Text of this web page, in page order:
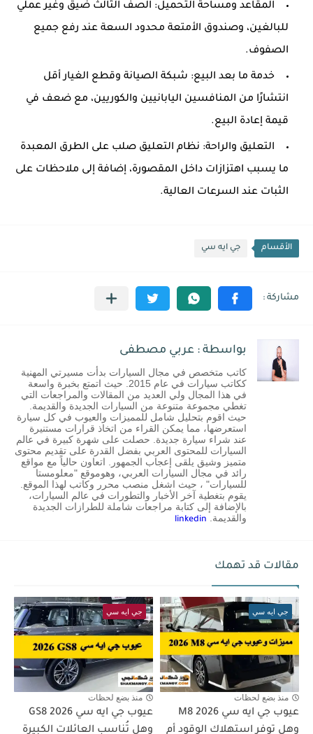
المقاعد ومساحة التحميل: الصف الثالث ضيق وغير عملي
للبالغين، وصندوق الأمتعة محدود السعة عند رفع جميع
الصفوف.
خدمة ما بعد البيع: شبكة الصيانة وقطع الغيار أقل
انتشارًا من المنافسين اليابانيين والكوريين، مع ضعف في
قيمة إعادة البيع.
التعليق والراحة: نظام التعليق صلب على الطرق المعبدة
ما يسبب اهتزازات داخل المقصورة، إضافة إلى ملاحظات على
الثبات عند السرعات العالية.
الأقسام جي ايه سي
بواسطة : عربي مصطفى
كاتب متخصص في مجال السيارات بدأت مسيرتي المهنية
ككاتب سيارات في عام 2015. حيث اتمتع بخبرة واسعة
في هذا المجال ولي العديد من المقالات والمراجعات التي
تغطي مجموعة متنوعة من السيارات الجديدة والقديمة.
حيث اقوم بتحليل شامل للمميزات والعيوب في كل سيارة
استعرضها، مما يمكن القراء من اتخاذ قرارات مستنيرة
عند شراء سيارة جديدة. حصلت على شهرة كبيرة في عالم
السيارات للمحتوى العربي بفضل القدرة على تقديم محتوى
متميز وشيق يلقى إعجاب الجمهور. اتعاون حالياً مع مواقع
رائد في مجال السيارات العربي، وهوموقع "معلومستا
للسيارات" ، حيث اشغل منصب محرر وكاتب لهذا الموقع.
يقوم بتغطية آخر الأخبار والتطورات في عالم السيارات،
بالإضافة إلى كتابة مراجعات شاملة للطرازات الجديدة
والقديمة. linkedin
مقالات قد تهمك
جي ايه سي
منذ بضع لحظات
عيوب جي ايه سي M8 2026
وهل توفر استهلاك الوقود أم
جي ايه سي
منذ بضع لحظات
عيوب جي ايه سي GS8 2026
وهل تُناسب العائلات الكبيرة